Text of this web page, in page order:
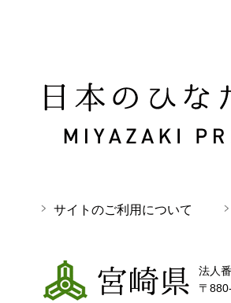
日本のひなた 宮崎県
サイトのご利用について
宮崎県
法人
〒